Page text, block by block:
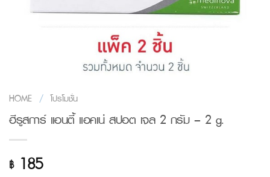
HOME / โปรโมชั่น
ฮีรูสการ์ แอนตี้ แอคเน่ สปอต เจล 2 กรัม – 2 g.
฿185